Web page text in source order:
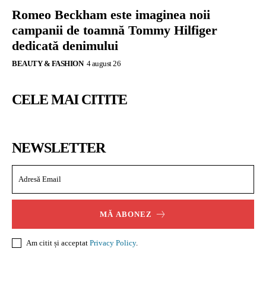
Romeo Beckham este imaginea noii
campanii de toamnă Tommy Hilfiger
dedicată denimului
BEAUTY & FASHION 4 august 26
CELE MAI CITITE
NEWSLETTER
MĂ ABONEZ
Am citit și acceptat Privacy Policy.